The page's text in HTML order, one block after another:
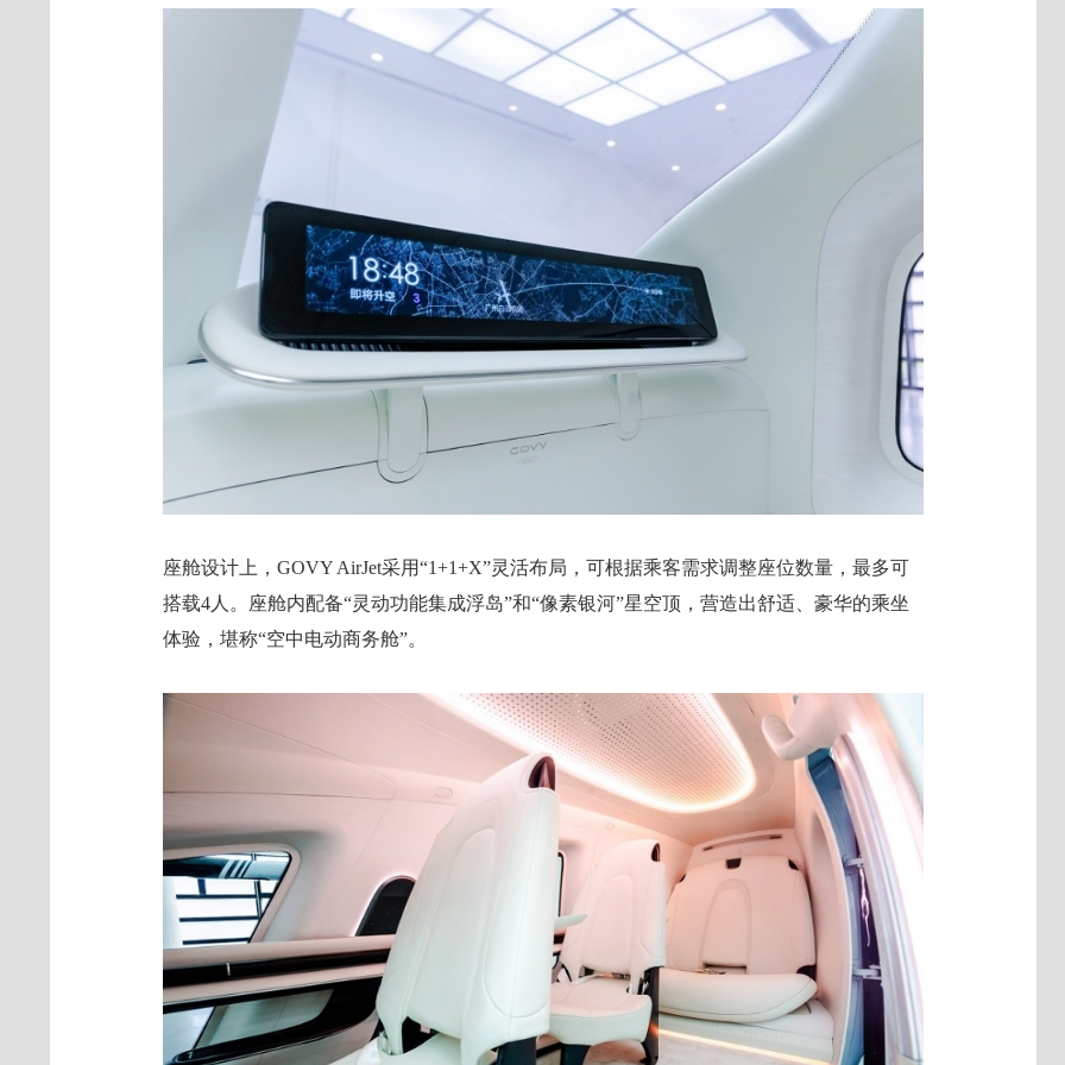
座舱设计上，GOVY AirJet采用“1+1+X”灵活布局，可根据乘客需求调整座位数量，最多可
搭载4人。座舱内配备“灵动功能集成浮岛”和“像素银河”星空顶，营造出舒适、豪华的乘坐
体验，堪称“空中电动商务舱”。